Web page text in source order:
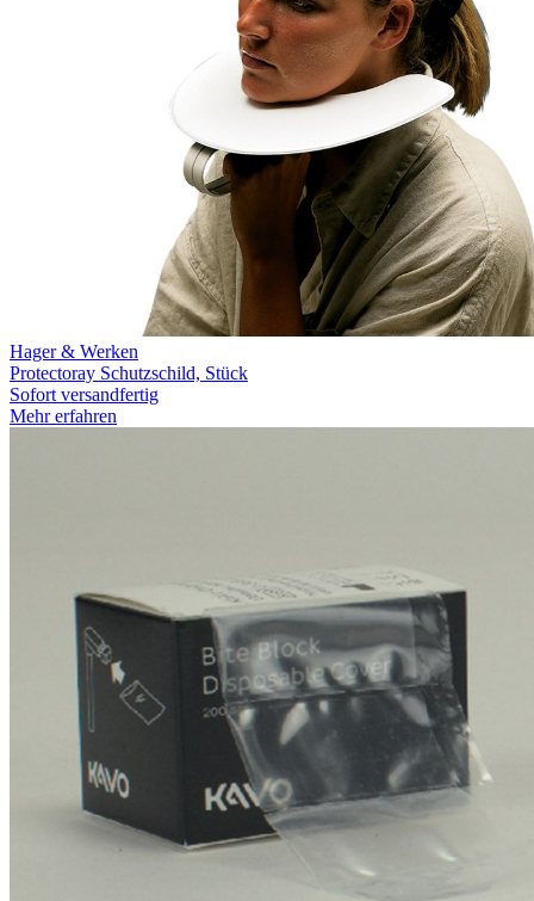
Hager & Werken
Protectoray Schutzschild, Stück
Sofort versandfertig
Mehr erfahren